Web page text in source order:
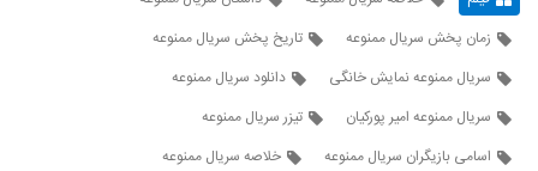
زمان پخش سریال ممنوعه
تاریخ پخش سریال ممنوعه
سریال ممنوعه نمایش خانگی
دانلود سریال ممنوعه
سریال ممنوعه امیر پورکیان
تیزر سریال ممنوعه
اسامی بازیگران سریال ممنوعه
خلاصه سریال ممنوعه